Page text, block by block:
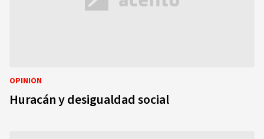
OPINIÓN
Huracán y desigualdad social